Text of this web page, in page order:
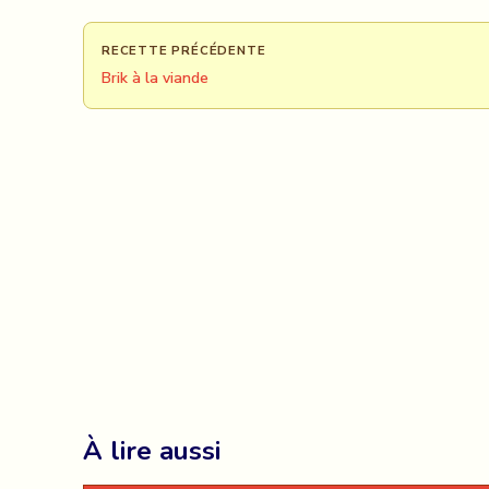
RECETTE PRÉCÉDENTE
Brik à la viande
À lire aussi